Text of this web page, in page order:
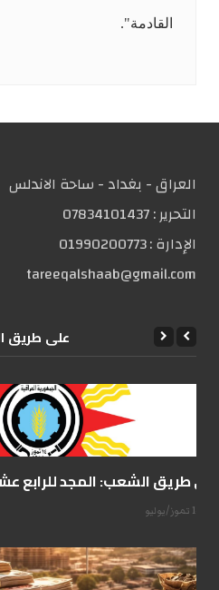
القادمة".
العراق - بغداد - ساحة الاندلس
التحریر :07834101437
الإدارة :01990200773
tareeqalshaab@gmail.com
علی طریق
على طريق الشعب: المجد للرابع
14 تموز/يوليو